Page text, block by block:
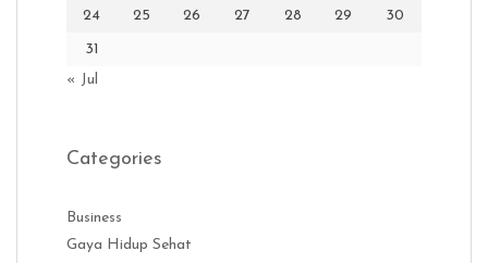
24 25 26 27 28 29 30
31
« Jul
Categories
Business
Gaya Hidup Sehat